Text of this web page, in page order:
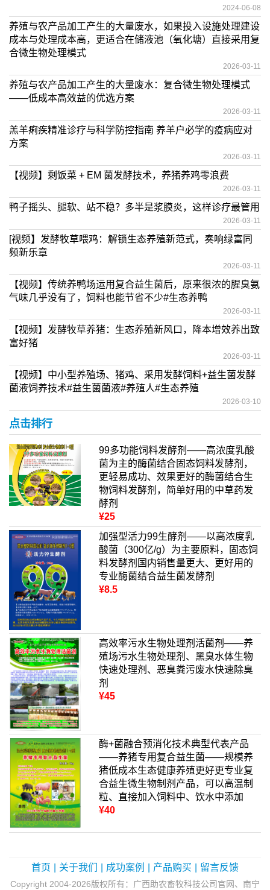
2024-06-08
养殖与农产品加工产生的大量废水，如果投入设施处理建设
成本与处理成本高，更适合在储液池（氧化塘）直接采用复
合微生物处理模式
2026-03-11
养殖与农产品加工产生的大量废水：复合微生物处理模式
——低成本高效益的优选方案
2026-03-11
羔羊痢疾精准诊疗与科学防控指南 养羊户必学的疫病应对
方案
2026-03-11
【视频】剩饭菜 + EM 菌发酵技术，养猪养鸡零浪费
2026-03-11
鸭子摇头、腿软、站不稳？多半是浆膜炎，这样诊疗最管用
2026-03-11
[视频】发酵牧草喂鸡：解锁生态养殖新范式，奏响绿富同
频新乐章
2026-03-11
【视频】传统养鸭场运用复合益生菌后，原来很浓的腥臭氨
气味几乎没有了，饲料也能节省不少#生态养鸭
2026-03-11
【视频】发酵牧草养猪：生态养殖新风口，降本增效养出致
富好猪
2026-03-11
【视频】中小型养殖场、猪鸡、采用发酵饲料+益生菌发酵
菌液饲养技术#益生菌菌液#养殖人#生态养殖
2026-03-10
点击排行
99多功能饲料发酵剂——高浓度乳酸
菌为主的酶菌结合固态饲料发酵剂，
更轻易成功、效果更好的酶菌结合生
物饲料发酵剂，简单好用的中草药发
酵剂
¥25
加强型活力99生酵剂——以高浓度乳
酸菌（300亿/g）为主要原料，固态饲
料发酵剂国内销售量更大、更好用的
专业酶菌结合益生菌发酵剂
¥8.5
高效率污水生物处理剂活菌剂——养
殖场污水生物处理剂、黑臭水体生物
快速处理剂、恶臭粪污废水快速除臭
剂
¥45
酶+菌融合预消化技术典型代表产品
——养猪专用复合益生菌——规模养
猪低成本生态健康养殖更好更专业复
合益生微生物制剂产品，可以高温制
粒、直接加入饲料中、饮水中添加
¥40
首页 关于我们 成功案例 产品购买 留言反馈
Copyright 2004-2026版权所有：广西助农畜牧科技公司官网、南宁